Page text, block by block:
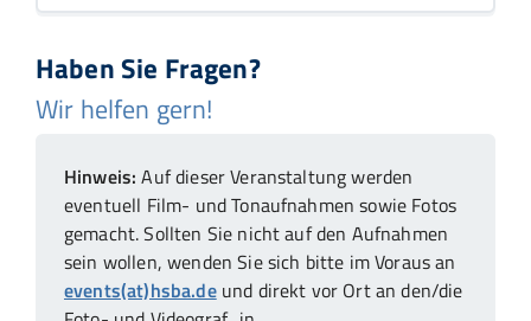
Haben Sie Fragen?
Wir helfen gern!
Hinweis: Auf dieser Veranstaltung werden
eventuell Film- und Tonaufnahmen sowie Fotos
gemacht. Sollten Sie nicht auf den Aufnahmen
sein wollen, wenden Sie sich bitte im Voraus an
events(at)hsba.deund direkt vor Ort an den/die